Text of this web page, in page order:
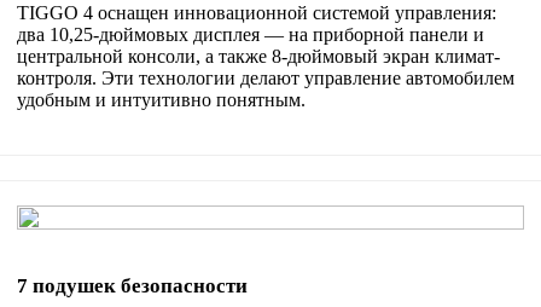
TIGGO 4 оснащен инновационной системой управления:
два 10,25-дюймовых дисплея — на приборной панели и
центральной консоли, а также 8-дюймовый экран климат-
контроля. Эти технологии делают управление автомобилем
удобным и интуитивно понятным.
7 подушек безопасности